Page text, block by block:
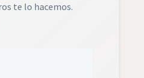
te lo hacemos.